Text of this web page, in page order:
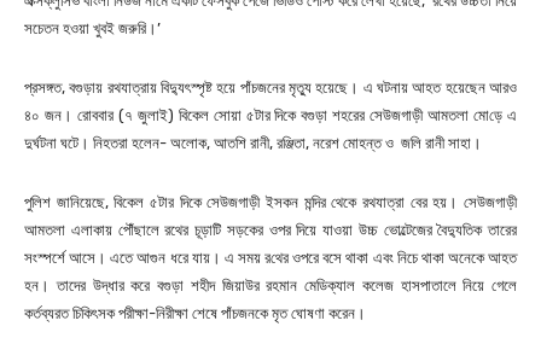
সচেতন হওয়া খুবই জরুরি।’
প্রসঙ্গত, বগুড়ায় রথযাত্রায় বিদ্যুৎস্পৃষ্ট হয়ে পাঁচজনের মৃত্যু হয়েছে। এ ঘটনায় আহত হয়েছেন আরও
৪০ জন। রোববার (৭ জুলাই) বিকেল সোয়া ৫টার দিকে বগুড়া শহরের সেউজগাড়ী আমতলা মো‌ড়ে এ
দুর্ঘটনা ঘটে। নিহতরা হলেন- অলোক, আতশি রানী, রঞ্জিতা, নরেশ মোহন্ত ও জ‌লি রানী সাহা।
পুলিশ জানিয়েছে, বিকেল ৫টার দিকে সেউজগাড়ী ইসকন মন্দির থেকে রথযাত্রা বের হয়। সেউজগাড়ী
আমতলা এলাকায় পৌঁছালে রথের চূড়াটি সড়কের ওপর দিয়ে যাওয়া উচ্চ ভোল্টেজের বৈদ্যুতিক তারের
সংস্পর্শে আসে। এতে আগুন ধরে যায়। এ সময় র‌থের ওপরে বসে থাকা এবং নিচে থাকা অনেকে আহত
হন। তাদের উদ্ধার করে বগুড়া শহীদ জিয়াউর রহমান‌ মেডিক্যাল কলেজ হাসপাতালে নিয়ে গেলে
কর্তব্যরত চিকিৎসক পরীক্ষা-নিরীক্ষা শেষে পাঁচজনকে মৃত ঘোষণা করেন।